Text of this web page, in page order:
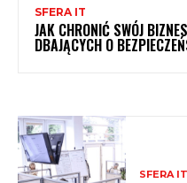
SFERA IT
JAK CHRONIĆ SWÓJ
DBAJĄCYCH O
SFERA IT